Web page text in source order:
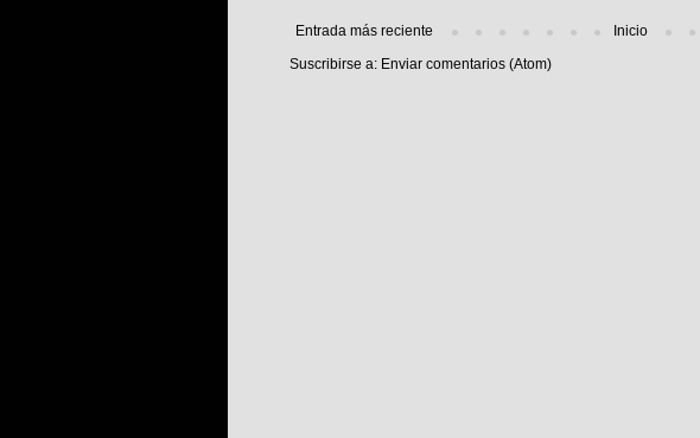
Entrada más reciente
Inicio
Suscribirse a: Enviar comentarios (Atom)